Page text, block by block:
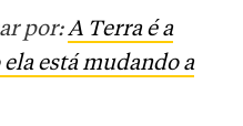
por:A Terra é a
está mudando a